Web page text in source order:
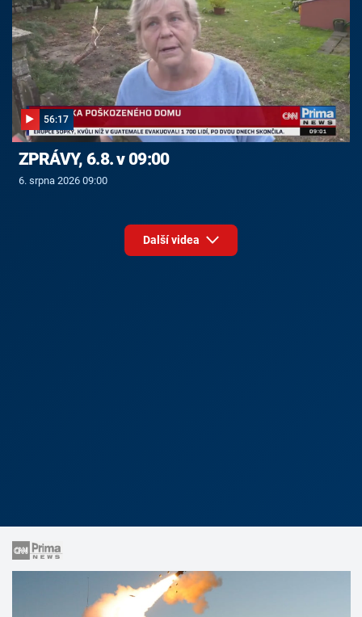
56:17
ZPRÁVY, 6.8. v 09:00
6. srpna 2026 09:00
Další videa